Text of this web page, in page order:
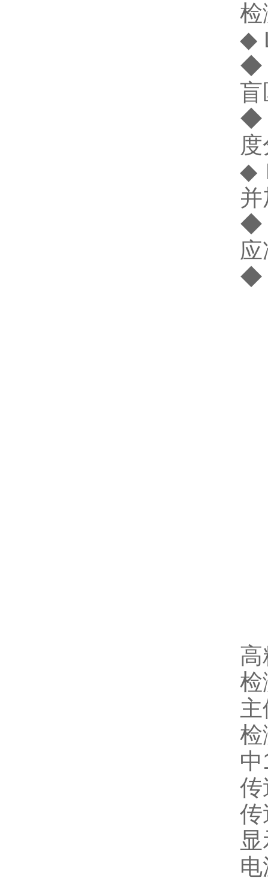
检
◆
◆
盲
◆
◆
◆
◆
检
检
传
传